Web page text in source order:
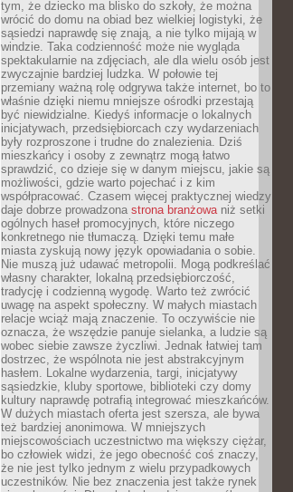
tym, że dziecko ma blisko do szkoły, że można
wrócić do domu na obiad bez wielkiej logistyki, że
sąsiedzi naprawdę się znają, a nie tylko mijają w
windzie. Taka codzienność może nie wygląda
spektakularnie na zdjęciach, ale dla wielu osób jest
zwyczajnie bardziej ludzka. W połowie tej
przemiany ważną rolę odgrywa także internet, bo to
właśnie dzięki niemu mniejsze ośrodki przestają
być niewidzialne. Kiedyś informacje o lokalnych
inicjatywach, przedsiębiorcach czy wydarzeniach
były rozproszone i trudne do znalezienia. Dziś
mieszkańcy i osoby z zewnątrz mogą łatwo
sprawdzić, co dzieje się w danym miejscu, jakie są
możliwości, gdzie warto pojechać i z kim
współpracować. Czasem więcej praktycznej wiedzy
daje dobrze prowadzona strona branżowaniż setki
ogólnych haseł promocyjnych, które niczego
konkretnego nie tłumaczą. Dzięki temu małe
miasta zyskują nowy język opowiadania o sobie.
Nie muszą już udawać metropolii. Mogą podkreślać
własny charakter, lokalną przedsiębiorczość,
tradycję i codzienną wygodę. Warto też zwrócić
uwagę na aspekt społeczny. W małych miastach
relacje wciąż mają znaczenie. To oczywiście nie
oznacza, że wszędzie panuje sielanka, a ludzie są
wobec siebie zawsze życzliwi. Jednak łatwiej tam
dostrzec, że wspólnota nie jest abstrakcyjnym
hasłem. Lokalne wydarzenia, targi, inicjatywy
sąsiedzkie, kluby sportowe, biblioteki czy domy
kultury naprawdę potrafią integrować mieszkańców.
W dużych miastach oferta jest szersza, ale bywa
też bardziej anonimowa. W mniejszych
miejscowościach uczestnictwo ma większy ciężar,
bo człowiek widzi, że jego obecność coś znaczy,
że nie jest tylko jednym z wielu przypadkowych
uczestników. Nie bez znaczenia jest także rynek